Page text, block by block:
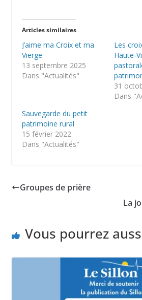
Articles similaires
J’aime ma Croix et ma
Vierge
13 septembre 2025
Dans "Actualités"
Les
Haute-
31
Dans
Sauvegarde du petit
patrimoine rural
15 février 2022
Dans "Actualités"
Groupes de prière
La
Vous pourrez